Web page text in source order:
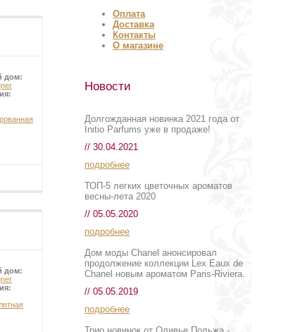
дом:
дом:
Оплата
Доставка
Контакты
О магазине
Новости
Долгожданная новинка 2021 года от
Initio Parfums уже в продаже!
// 30.04.2021
подробнее
ТОП-5 легких цветочных ароматов
весны-лета 2020
// 05.05.2020
подробнее
Дом моды Chanel анонсировал
продолжение коллекции Lex Eaux de
Chanel новым ароматом Paris-Riviera.
// 05.05.2019
подробнее